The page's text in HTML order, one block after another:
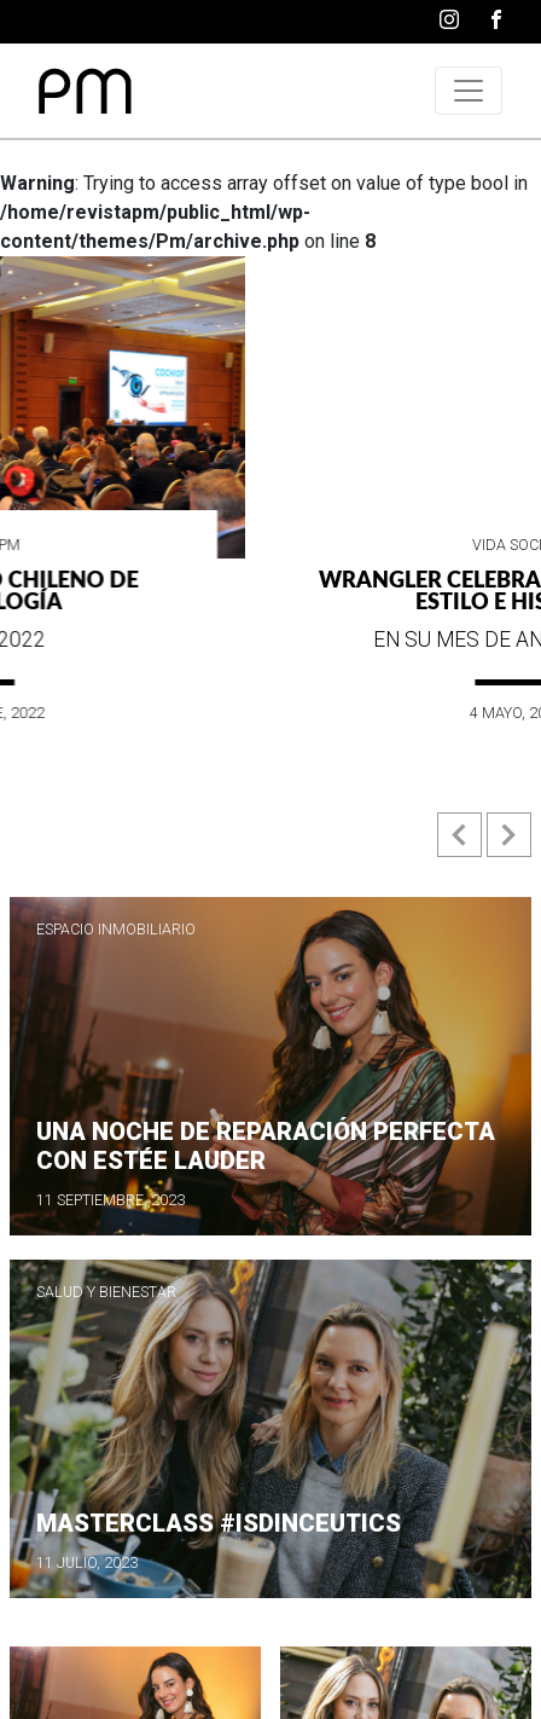
Warning: Trying to access array offset on value of type bool in
/home/revistapm/public_html/wp-
content/themes/Pm/archive.php on line 8
WRANGLER CELEBRA SUS 75 AÑOS DE
EN SU MES DE ANIVERSARIO...
ESPACIO INMOBILIARIO
UNA NOCHE DE REPARACIÓN PERFECTA
CON ESTÉE LAUDER
11 SEPTIEMBRE, 2023
SALUD Y BIENESTAR
MASTERCLASS #ISDINCEUTICS
11 JULIO, 2023